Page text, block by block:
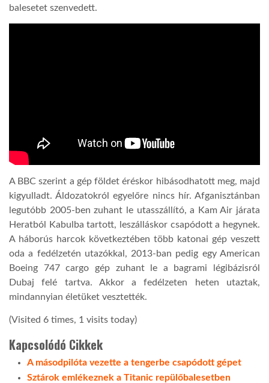
LATIMO.HU
GLOBOBOOK
balesetet szenvedett.
A BBC szerint a gép földet éréskor hibásodhatott meg, majd
kigyulladt. Áldozatokról egyelőre nincs hír. Afganisztánban
legutóbb 2005-ben zuhant le utasszállító, a Kam Air járata
Heratból Kabulba tartott, leszálláskor csapódott a hegynek.
A háborús harcok következtében több katonai gép veszett
oda a fedélzetén utazókkal, 2013-ban pedig egy American
Boeing 747 cargo gép zuhant le a bagrami légibázisról
Dubaj felé tartva. Akkor a fedélzeten heten utaztak,
mindannyian életüket vesztették.
(Visited 6 times, 1 visits today)
Kapcsolódó Cikkek
A másodpilóta vezette a tengerbe csapódott gépet
Sztárok emlékeznek a Titanic repülőbalesetben